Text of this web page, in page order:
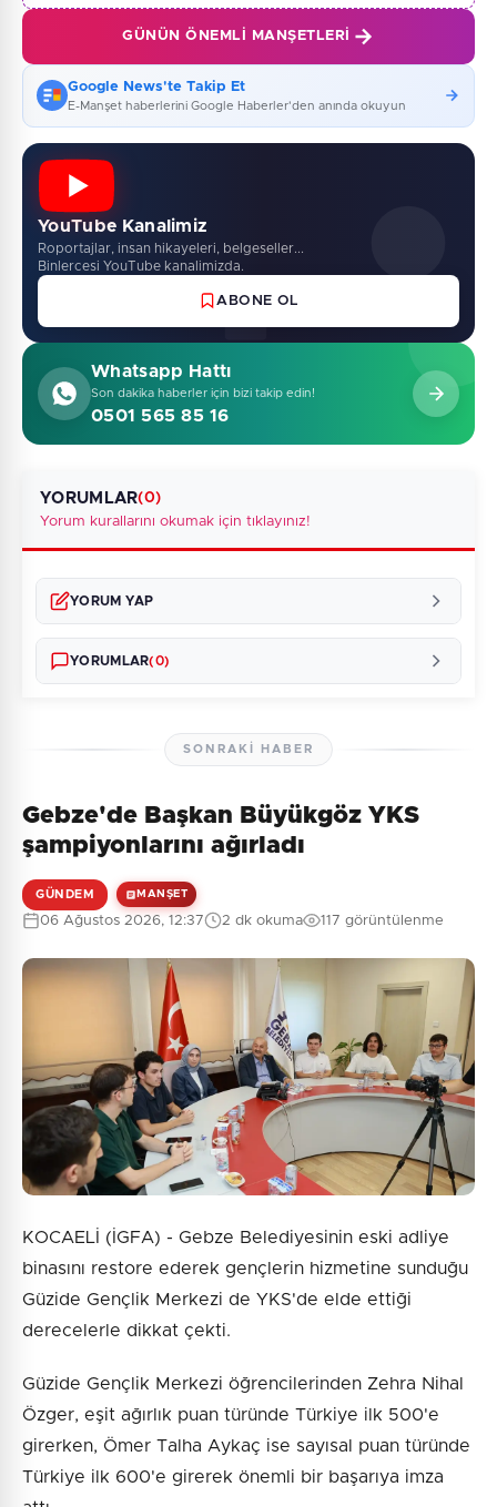
GÜNÜN ÖNEMLI MANŞETLERI
Google News'te Takip Et
E-Manşet haberlerini Google Haberler'den anında okuyun
YouTube Kanalimiz
Roportajlar, insan hikayeleri, belgeseller...
Binlercesi YouTube kanalimizda.
ABONE OL
Whatsapp Hattı
Son dakika haberler için bizi takip edin!
0501 565 85 16
YORUMLAR(0)
Yorum kurallarını okumak için tıklayınız!
YORUM YAP
Güvenlik Sorusu:
10 + 1 = ?
Gönder
YORUMLAR(0)
Henüz yorum yapılmamış. İlk yorumu siz yapın!
SONRAKI HABER
Gebze'de Başkan Büyükgöz YKS
şampiyonlarını ağırladı
GÜNDEM MANŞET
06 Ağustos 2026, 12:37 2 dk okuma 117 görüntülenme
KOCAELİ (İGFA) - Gebze Belediyesinin eski adliye
binasını restore ederek gençlerin hizmetine sunduğu
Güzide Gençlik Merkezi de YKS'de elde ettiği
derecelerle dikkat çekti.
Güzide Gençlik Merkezi öğrencilerinden Zehra Nihal
Özger, eşit ağırlık puan türünde Türkiye ilk 500'e
girerken, Ömer Talha Aykaç ise sayısal puan türünde
Türkiye ilk 600'e girerek önemli bir başarıya imza